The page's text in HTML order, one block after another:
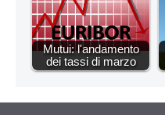
Mutui: l'andamento
dei tassi di marzo